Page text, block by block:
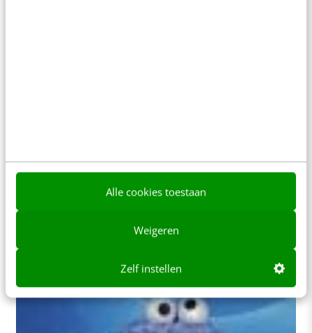
Alle cookies toestaan
Weigeren
Zelf instellen
Online privacy: tot aan de kleur van je
onderbroek?
Hoe veilig zijn onze manoeuvres op internet? Wat
belooft betrouwbaar te zijn is dat niet altijd. De
Diginotar-affaire heeft dat duidelijk gemaakt.…